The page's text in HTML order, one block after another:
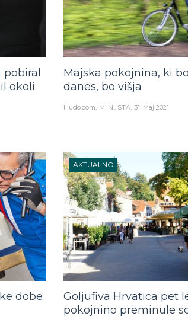
okoli
Majska pokojnina, ki
danes, bo višja
Hudo.com M. N., STA 31. Maj 2021
dobe
AKTUALNO
Goljufiva Hrvatica pet
pokojnino preminule